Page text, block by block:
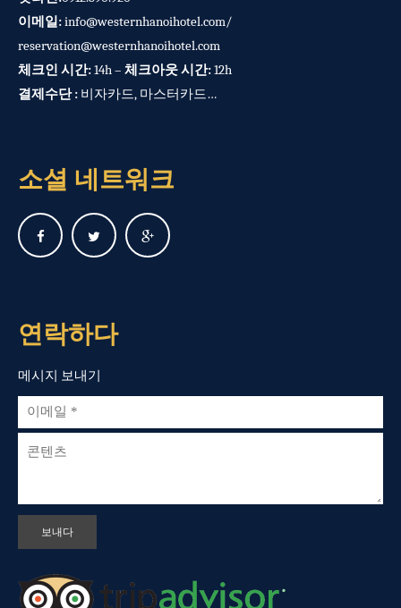
이메일:info@westernhanoihotel.com/
reservation@westernhanoihotel.com
체크인 시간:14h – 체크아웃 시간:12h
결제수단 : 비자카드, 마스터카드…
소셜 네트워크
연락하다
메시지 보내기